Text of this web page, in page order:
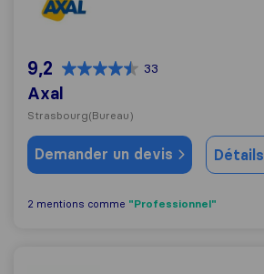
9,2 33
Axal
Strasbourg(Bureau)
Demander un devis Détails
2 mentions comme "Professionnel"